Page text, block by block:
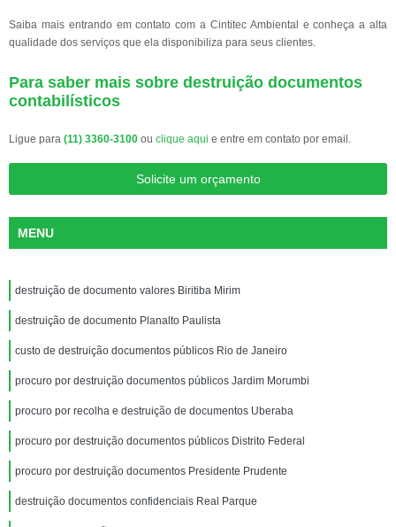
Saiba mais entrando em contato com a Cintitec Ambiental e conheça a alta
qualidade dos serviços que ela disponibiliza para seus clientes.
Para saber mais sobre destruição documentos
contabilísticos
Ligue para (11) 3360-3100 ou clique aqui e entre em contato por email.
Solicite um orçamento
MENU
destruição de documento valores Biritiba Mirim
destruição de documento Planalto Paulista
custo de destruição documentos públicos Rio de Janeiro
procuro por destruição documentos públicos Jardim Morumbi
procuro por recolha e destruição de documentos Uberaba
procuro por destruição documentos públicos Distrito Federal
procuro por destruição documentos Presidente Prudente
destruição documentos confidenciais Real Parque